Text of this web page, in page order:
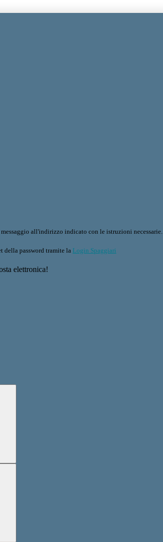
all'indirizzo indicato con le istruzioni necessarie.
della password tramite la Login Spaggiari
elettronica!